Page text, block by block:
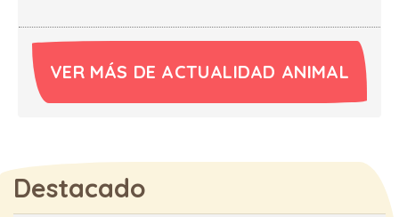
VER MÁS DE ACTUALIDAD ANIMAL
Destacado